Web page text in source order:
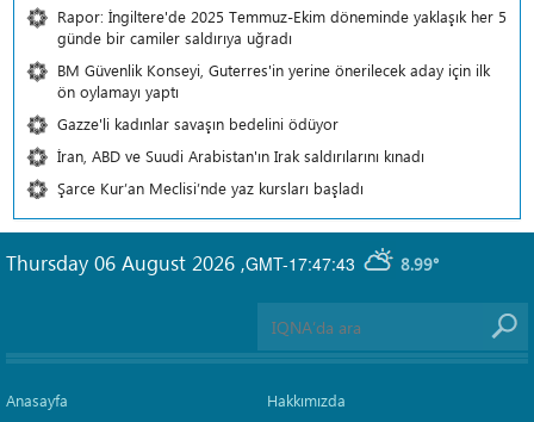
Rapor: İngiltere'de 2025 Temmuz-Ekim döneminde yaklaşık her 5
günde bir camiler saldırıya uğradı
BM Güvenlik Konseyi, Guterres'in yerine önerilecek aday için ilk
ön oylamayı yaptı
Gazze'li kadınlar savaşın bedelini ödüyor
İran, ABD ve Suudi Arabistan'ın Irak saldırılarını kınadı
Şarce Kur’an Meclisi’nde yaz kursları başladı
GMT-17:47:43 8.99°
Thursday 06 August 2026 ,
Anasayfa Hakkımızda